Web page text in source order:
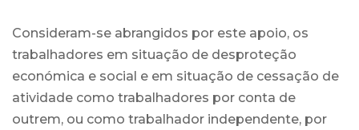
Consideram-se abrangidos por este apoio, os
trabalhadores em situação de desproteção
económica e social e em situação de cessação de
atividade como trabalhadores por conta de
outrem, ou como trabalhador independente, por